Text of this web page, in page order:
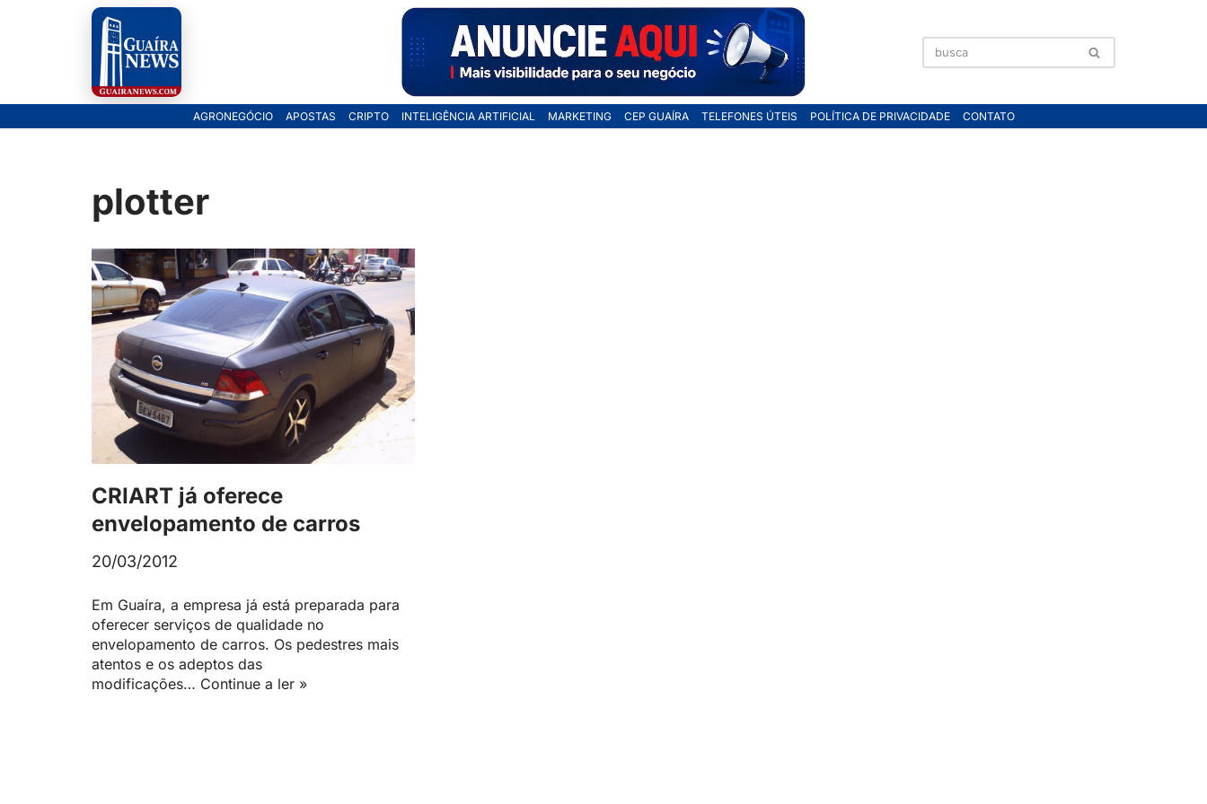
AGRONEGÓCIO APOSTAS CRIPTO INTELIGÊNCIA ARTIFICIAL MARKETING CEP GUAÍRA TELEFONES ÚTEIS POLÍTICA DE PRIVACIDADE CONTATO
plotter
CRIART já oferece
envelopamento de carros
20/03/2012
Em Guaíra, a empresa já está preparada para
oferecer serviços de qualidade no
envelopamento de carros. Os pedestres mais
atentos e os adeptos das
modificações… Continue a ler »